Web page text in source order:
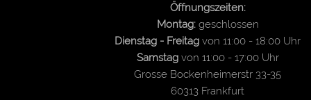
Öffnungszeiten:
Montag: geschlossen
Dienstag - Freitag von 11:00 - 18:00 Uhr
Samstagvon 11:00 - 17:00 Uhr
Grosse Bockenheimerstr 33-35
60313 Frankfurt